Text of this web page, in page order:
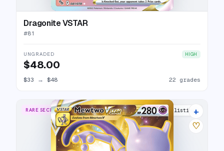
Dragonite VSTAR
#81
UNGRADED HIGH
$48.00
$33 → $48 22 grades
RARE SECRET 28 listings
+
♡